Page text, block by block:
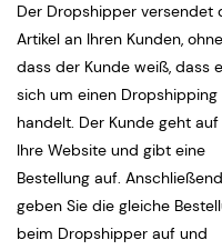
Der Dropshipper versendet
Artikel an Ihren Kunden, ohne
dass der Kunde weiß, dass
sich um einen Dropshipping
handelt. Der Kunde geht auf
Ihre Website und gibt eine
Bestellung auf. Anschließend
geben Sie die gleiche
beim Dropshipper auf und